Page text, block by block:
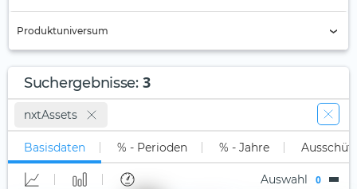
BBB
BB
B
Unter B
Nicht klassifiziert (3)
ETC
ETF (3)
Stock Tracker
Produktuniversum
Alle
Long-Only (1x)
Long Leveraged
Short
Short Leveraged
Suchergebnisse: 3
nxtAssets
Basisdaten % - Perioden % - Jahre
Auswahl 0